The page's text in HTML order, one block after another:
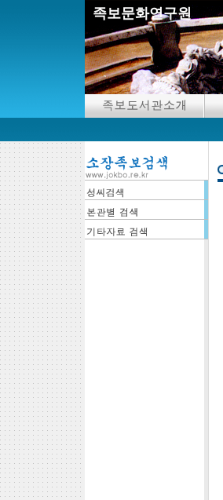
족보문화연구원